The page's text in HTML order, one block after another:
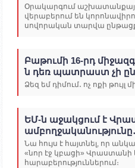
Օրակարգում
վերաբերում են
սովորական տարվա
Բաթումի 16-րդ
ն դեռ պատրաստ չի
Ձեզ եմ դիմում․ ոչ ոքի
ԵՄ-ն աջակցում է
Նա հույս է հայտնել, որ
«նոր էջ կբացի» Վրաստանի
հարաբերություններում։